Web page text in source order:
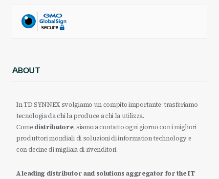
ABOUT
In TD SYNNEX svolgiamo un compito importante: trasferiamo
tecnologia da chi la produce a chi la utilizza.
Come distributore, siamo a contatto ogni giorno con i migliori
produttori mondiali di soluzioni di information technology e
con decine di migliaia di rivenditori.
A leading distributor and solutions aggregator for the IT